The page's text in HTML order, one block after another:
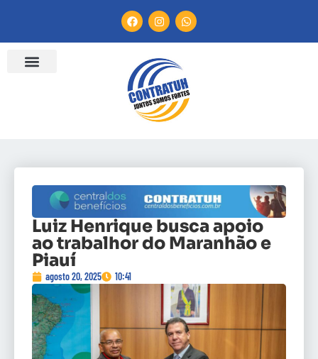
Luiz Henrique busca apoio
ao trabalhor do Maranhão e
Piauí
agosto 20, 2025 10:41